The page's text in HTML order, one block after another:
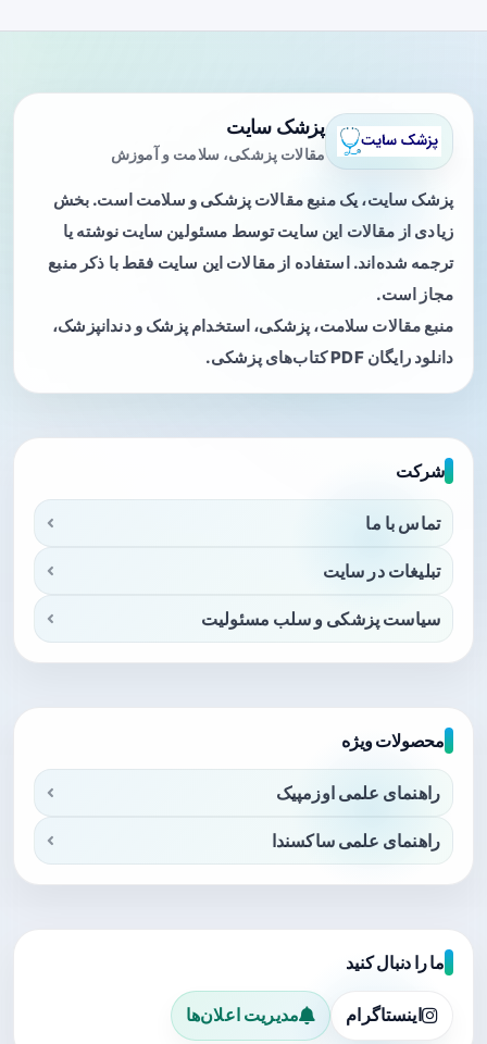
پزشک سایت
مقالات پزشکی، سلامت و آموزش
پزشک سایت، یک منبع مقالات پزشکی و سلامت است. بخش
زیادی از مقالات این سایت توسط مسئولین سایت نوشته یا
ترجمه شده‌اند. استفاده از مقالات این سایت فقط با ذکر منبع
مجاز است.
منبع مقالات سلامت، پزشکی، استخدام پزشک و دندانپزشک،
دانلود رایگان PDF کتاب‌های پزشکی.
شرکت
تماس با ما
تبلیغات در سایت
سیاست پزشکی و سلب مسئولیت
محصولات ویژه
راهنمای علمی اوزمپیک
راهنمای علمی ساکسندا
ما را دنبال کنید
اینستاگرام مدیریت اعلان‌ها